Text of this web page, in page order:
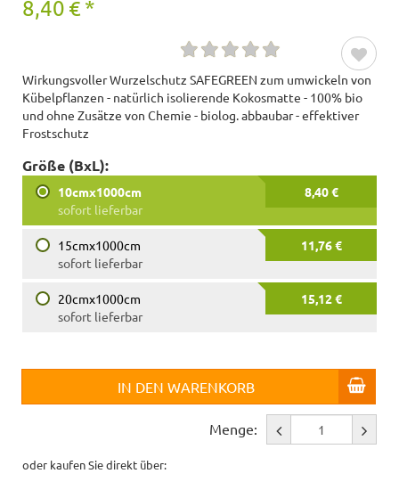
8,40 € *
Wirkungsvoller Wurzelschutz SAFEGREEN zum umwickeln von
Kübelpflanzen - natürlich isolierende Kokosmatte - 100% bio
und ohne Zusätze von Chemie - biolog. abbaubar - effektiver
Frostschutz
Größe (BxL):
10cmx1000cm
8,40 €
sofort lieferbar
15cmx1000cm
11,76 €
sofort lieferbar
20cmx1000cm
15,12 €
sofort lieferbar
IN DEN WARENKORB
Menge:
oder kaufen Sie direkt über: